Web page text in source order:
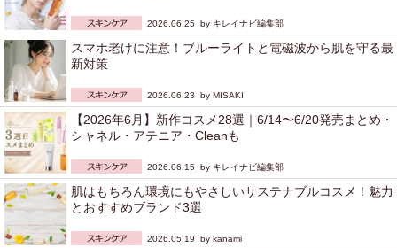
2026.06.25 by キレイナビ編集部
スマホ老けに注意！ブルーライトと電磁波から肌を守る最
新対策
2026.06.23 by MISAKI
【2026年6月】新作コスメ28選｜6/14〜6/20発売まとめ・
シャネル・アテニア・Cleanも
2026.06.15 by キレイナビ編集部
肌はもちろん環境にもやさしいサステナブルコスメ！魅力
とおすすめブランド3選
2026.05.19 by kanami